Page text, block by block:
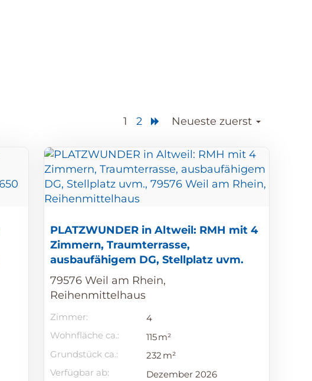
1 2 Neueste zuerst
PLATZWUNDER in Altweil: RMH mit 4
Zimmern, Traumterrasse,
ausbaufähigem DG, Stellplatz uvm.
79576 Weil am Rhein,
Reihenmittelhaus
Zimmer:
4
Wohnfläche ca.:
115 m²
Grund­stück ca.:
232 m²
Verfügbar ab:
Dezember 2026